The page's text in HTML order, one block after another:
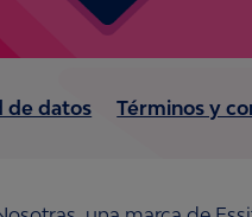
de datos Términos y